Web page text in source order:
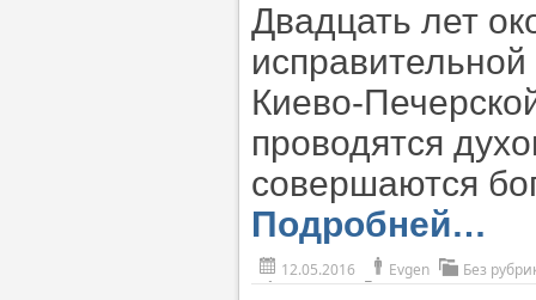
Двадцать лет
Киево-
проводятся
совершаются
Подробней…
12.05.2016 Evgen Без